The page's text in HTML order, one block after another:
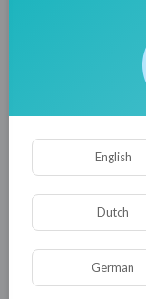
Но в плюс
А бабам их
/ июнь 2017
---
English
Dutch
German